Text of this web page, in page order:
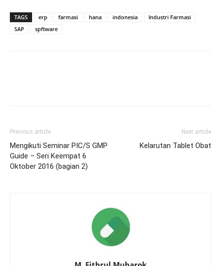
TAGS erp farmasi hana indonesia
Industri Farmasi
SAP
spftware
Previous article
Mengikuti Seminar PIC/S GMP
Guide – Seri Keempat 6
Oktober 2016 (bagian 2)
Next article
Kelarutan Tablet Obat